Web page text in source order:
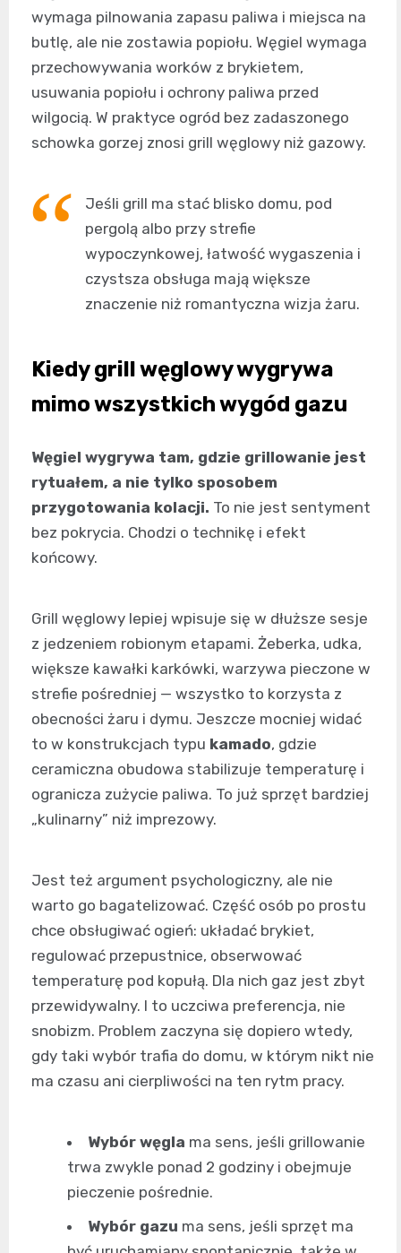
wymaga pilnowania zapasu paliwa i miejsca na
butlę, ale nie zostawia popiołu. Węgiel wymaga
przechowywania worków z brykietem,
usuwania popiołu i ochrony paliwa przed
wilgocią. W praktyce ogród bez zadaszonego
schowka gorzej znosi grill węglowy niż gazowy.
Jeśli grill ma stać blisko domu, pod
pergolą albo przy strefie
wypoczynkowej, łatwość wygaszenia i
czystsza obsługa mają większe
znaczenie niż romantyczna wizja żaru.
Kiedy grill węglowy wygrywa
mimo wszystkich wygód gazu
Węgiel wygrywa tam, gdzie grillowanie jest
rytuałem, a nie tylko sposobem
przygotowania kolacji. To nie jest sentyment
bez pokrycia. Chodzi o technikę i efekt
końcowy.
Grill węglowy lepiej wpisuje się w dłuższe sesje
z jedzeniem robionym etapami. Żeberka, udka,
większe kawałki karkówki, warzywa pieczone w
strefie pośredniej — wszystko to korzysta z
obecności żaru i dymu. Jeszcze mocniej widać
to w konstrukcjach typu kamado, gdzie
ceramiczna obudowa stabilizuje temperaturę i
ogranicza zużycie paliwa. To już sprzęt bardziej
„kulinarny” niż imprezowy.
Jest też argument psychologiczny, ale nie
warto go bagatelizować. Część osób po prostu
chce obsługiwać ogień: układać brykiet,
regulować przepustnice, obserwować
temperaturę pod kopułą. Dla nich gaz jest zbyt
przewidywalny. I to uczciwa preferencja, nie
snobizm. Problem zaczyna się dopiero wtedy,
gdy taki wybór trafia do domu, w którym nikt nie
ma czasu ani cierpliwości na ten rytm pracy.
Wybór węgla ma sens, jeśli grillowanie
trwa zwykle ponad 2 godziny i obejmuje
pieczenie pośrednie.
Wybór gazu ma sens, jeśli sprzęt ma